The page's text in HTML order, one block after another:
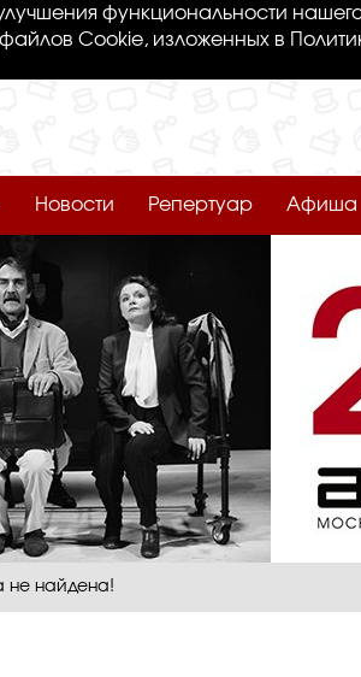
функциональности
Cookie, изложенных в
Новости Репертуар Афиша
не найдена!